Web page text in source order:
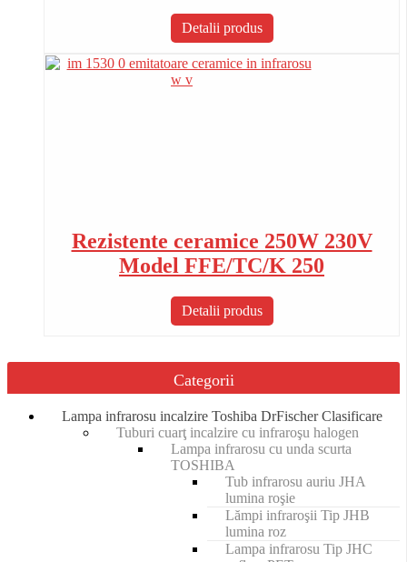
Detalii produs
Rezistente ceramice 250W 230V
Model FFE/TC/K 250
Detalii produs
Categorii
Lampa infrarosu incalzire Toshiba DrFischer Clasificare
Tuburi cuarţ incalzire cu infraroşu halogen
Lampa infrarosu cu unda scurta
TOSHIBA
Tub infrarosu auriu JHA
lumina roşie
Lămpi infraroşii Tip JHB
lumina roz
Lampa infrarosu Tip JHC